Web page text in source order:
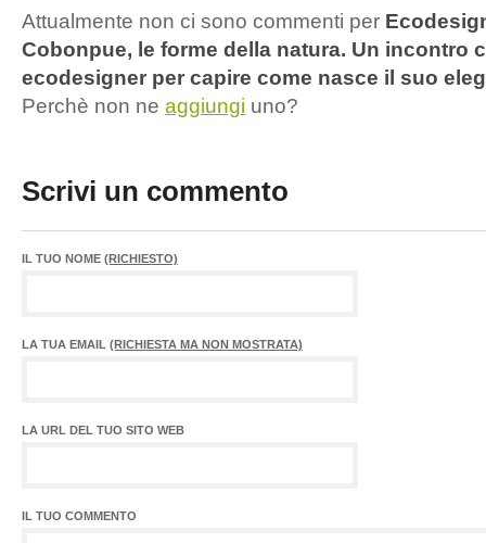
Attualmente non ci sono commenti per
Cobonpue, le forme della natura. Un incontro
ecodesigner per capire come nasce il suo
Perchè non ne aggiungi uno?
Scrivi un commento
IL TUO NOME (RICHIESTO)
LA TUA EMAIL (RICHIESTA MA NON MOSTRATA)
LA URL DEL TUO SITO WEB
IL TUO COMMENTO